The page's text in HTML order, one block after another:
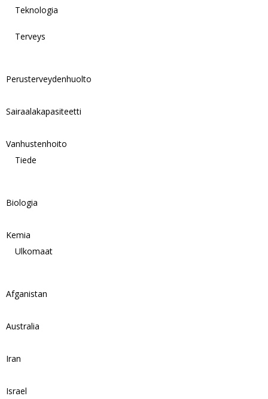
Teknologia
Terveys
Perusterveydenhuolto
Sairaalakapasiteetti
Vanhustenhoito
Tiede
Biologia
Kemia
Ulkomaat
Afganistan
Australia
Iran
Israel